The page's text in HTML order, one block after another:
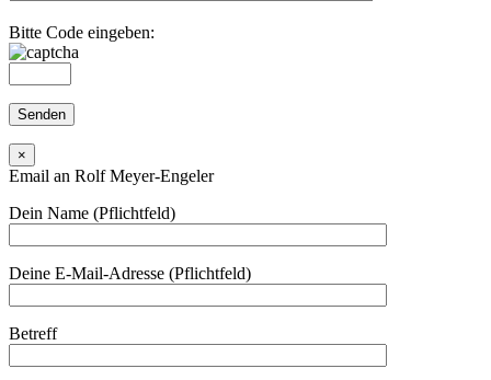
Bitte Code eingeben:
×
Email an Rolf Meyer-Engeler
Dein Name (Pflichtfeld)
Deine E-Mail-Adresse (Pflichtfeld)
Betreff